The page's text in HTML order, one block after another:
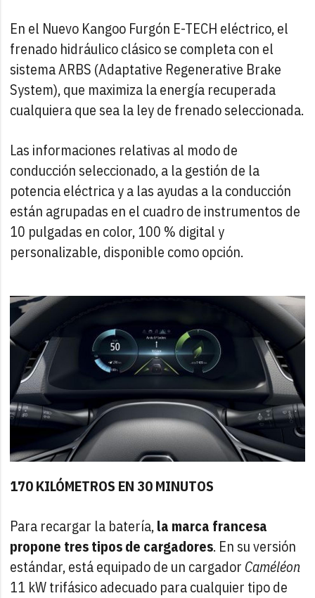
En el Nuevo Kangoo Furgón E-TECH eléctrico, el
frenado hidráulico clásico se completa con el
sistema ARBS (Adaptative Regenerative Brake
System), que maximiza la energía recuperada
cualquiera que sea la ley de frenado seleccionada.
Las informaciones relativas al modo de
conducción seleccionado, a la gestión de la
potencia eléctrica y a las ayudas a la conducción
están agrupadas en el cuadro de instrumentos de
10 pulgadas en color, 100 % digital y
personalizable, disponible como opción.
170 KILÓMETROS EN 30 MINUTOS
Para recargar la batería,la marca francesa
propone tres tipos de cargadores. En su versión
estándar, está equipado de un cargador Caméléon
11 kW trifásico adecuado para cualquier tipo de